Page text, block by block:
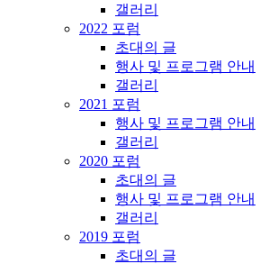
갤러리
2022 포럼
초대의 글
행사 및 프로그램 안내
갤러리
2021 포럼
행사 및 프로그램 안내
갤러리
2020 포럼
초대의 글
행사 및 프로그램 안내
갤러리
2019 포럼
초대의 글